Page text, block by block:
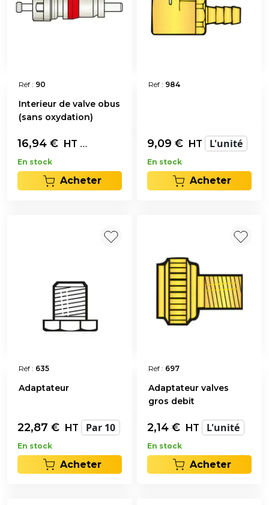
Réf : 90
Interieur de valve obus
(sans oxydation)
16,94 € HT Les 100
En stock
Acheter
Réf : 984
9,09 € HT L'unité
En stock
Acheter
Réf : 635
Adaptateur
22,87 € HT Par 10
En stock
Acheter
Réf : 697
Adaptateur valves
gros debit
2,14 € HT L'unité
En stock
Acheter